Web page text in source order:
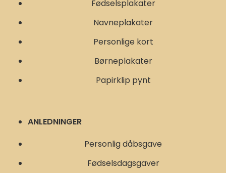
Fødselsplakater
Navneplakater
Personlige kort
Børneplakater
Papirklip pynt
ANLEDNINGER
Personlig dåbsgave
Fødselsdagsgaver